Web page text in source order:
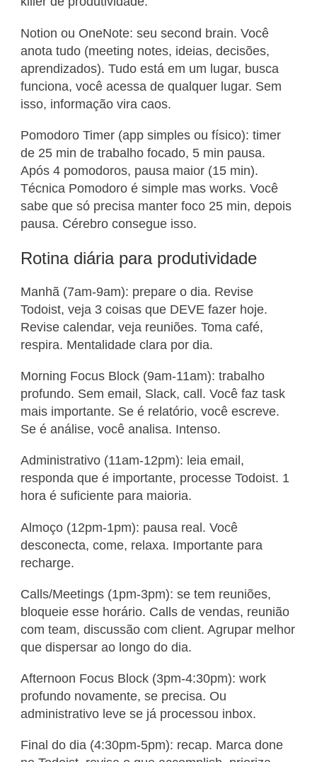
Notion ou OneNote: seu second brain. Você
anota tudo (meeting notes, ideias, decisões,
aprendizados). Tudo está em um lugar, busca
funciona, você acessa de qualquer lugar. Sem
isso, informação vira caos.
Pomodoro Timer (app simples ou físico): timer
de 25 min de trabalho focado, 5 min pausa.
Após 4 pomodoros, pausa maior (15 min).
Técnica Pomodoro é simple mas works. Você
sabe que só precisa manter foco 25 min, depois
pausa. Cérebro consegue isso.
Rotina diária para produtividade
Manhã (7am-9am): prepare o dia. Revise
Todoist, veja 3 coisas que DEVE fazer hoje.
Revise calendar, veja reuniões. Toma café,
respira. Mentalidade clara por dia.
Morning Focus Block (9am-11am): trabalho
profundo. Sem email, Slack, call. Você faz task
mais importante. Se é relatório, você escreve.
Se é análise, você analisa. Intenso.
Administrativo (11am-12pm): leia email,
responda que é importante, processe Todoist. 1
hora é suficiente para maioria.
Almoço (12pm-1pm): pausa real. Você
desconecta, come, relaxa. Importante para
recharge.
Calls/Meetings (1pm-3pm): se tem reuniões,
bloqueie esse horário. Calls de vendas, reunião
com team, discussão com client. Agrupar melhor
que dispersar ao longo do dia.
Afternoon Focus Block (3pm-4:30pm): work
profundo novamente, se precisa. Ou
administrativo leve se já processou inbox.
Final do dia (4:30pm-5pm): recap. Marca done